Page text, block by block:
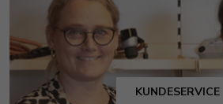
KUNDESERVICE